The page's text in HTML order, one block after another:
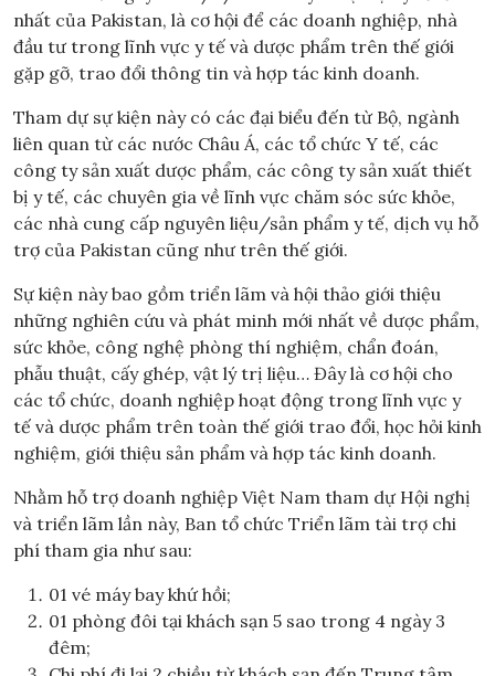
nhất của Pakistan, là cơ hội để các doanh nghiệp, nhà
đầu tư trong lĩnh vực y tế và dược phẩm trên thế giới
gặp gỡ, trao đổi thông tin và hợp tác kinh doanh.
Tham dự sự kiện này có các đại biểu đến từ Bộ, ngành
liên quan từ các nước Châu Á, các tổ chức Y tế, các
công ty sản xuất dược phẩm, các công ty sản xuất thiết
bị y tế, các chuyên gia về lĩnh vực chăm sóc sức khỏe,
các nhà cung cấp nguyên liệu/sản phẩm y tế, dịch vụ hỗ
trợ của Pakistan cũng như trên thế giới.
Sự kiện này bao gồm triển lãm và hội thảo giới thiệu
những nghiên cứu và phát minh mới nhất về dược phẩm,
sức khỏe, công nghệ phòng thí nghiệm, chẩn đoán,
phẫu thuật, cấy ghép, vật lý trị liệu… Đây là cơ hội cho
các tổ chức, doanh nghiệp hoạt động trong lĩnh vực y
tế và dược phẩm trên toàn thế giới trao đổi, học hỏi kinh
nghiệm, giới thiệu sản phẩm và hợp tác kinh doanh.
Nhằm hỗ trợ doanh nghiệp Việt Nam tham dự Hội nghị
và triển lãm lần này, Ban tổ chức Triển lãm tài trợ chi
phí tham gia như sau:
01 vé máy bay khứ hồi;
01 phòng đôi tại khách sạn 5 sao trong 4 ngày 3
đêm;